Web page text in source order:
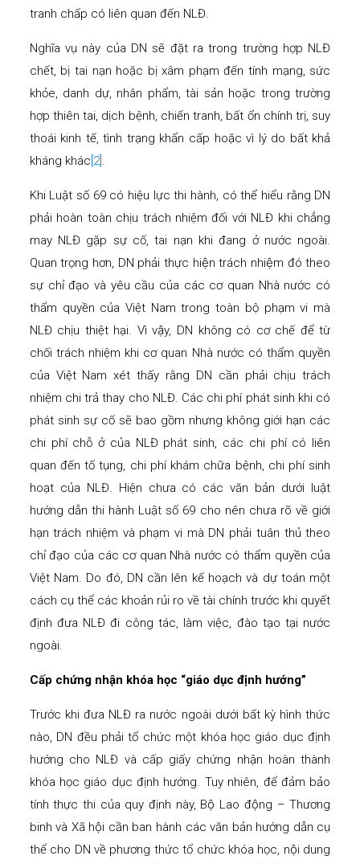
tranh chấp có liên quan đến NLĐ.
Nghĩa vụ này của DN sẽ đặt ra trong trường hợp NLĐ
chết, bị tai nạn hoặc bị xâm phạm đến tính mạng, sức
khỏe, danh dự, nhân phẩm, tài sản hoặc trong trường
hợp thiên tai, dịch bệnh, chiến tranh, bất ổn chính trị, suy
thoái kinh tế, tình trạng khẩn cấp hoặc vì lý do bất khả
kháng khác [2].
Khi Luật số 69 có hiệu lực thi hành, có thể hiểu rằng DN
phải hoàn toàn chịu trách nhiệm đối với NLĐ khi chẳng
may NLĐ gặp sự cố, tai nạn khi đang ở nước ngoài.
Quan trọng hơn, DN phải thực hiện trách nhiệm đó theo
sự chỉ đạo và yêu cầu của các cơ quan Nhà nước có
thẩm quyền của Việt Nam trong toàn bộ phạm vi mà
NLĐ chịu thiệt hại. Vì vậy, DN không có cơ chế để từ
chối trách nhiệm khi cơ quan Nhà nước có thẩm quyền
của Việt Nam xét thấy rằng DN cần phải chịu trách
nhiệm chi trả thay cho NLĐ. Các chi phí phát sinh khi có
phát sinh sự cố sẽ bao gồm nhưng không giới hạn các
chi phí chỗ ở của NLĐ phát sinh, các chi phí có liên
quan đến tố tụng, chi phí khám chữa bệnh, chi phí sinh
hoạt của NLĐ. Hiện chưa có các văn bản dưới luật
hướng dẫn thi hành Luật số 69 cho nên chưa rõ về giới
hạn trách nhiệm và phạm vi mà DN phải tuân thủ theo
chỉ đạo của các cơ quan Nhà nước có thẩm quyền của
Việt Nam. Do đó, DN cần lên kế hoạch và dự toán một
cách cụ thể các khoản rủi ro về tài chính trước khi quyết
định đưa NLĐ đi công tác, làm việc, đào tạo tại nước
ngoài.
Cấp chứng nhận khóa học “giáo dục định hướng”
Trước khi đưa NLĐ ra nước ngoài dưới bất kỳ hình thức
nào, DN đều phải tổ chức một khóa học giáo dục định
hướng cho NLĐ và cấp giấy chứng nhận hoàn thành
khóa học giáo dục định hướng. Tuy nhiên, để đảm bảo
tính thực thi của quy định này, Bộ Lao động – Thương
binh và Xã hội cần ban hành các văn bản hướng dẫn cụ
thể cho DN về phương thức tổ chức khóa học, nội dung